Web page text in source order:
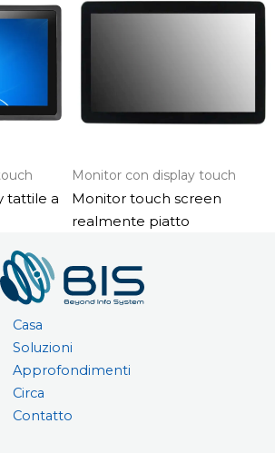
tattile a
Monitor con display touch
Monitor touch screen
realmente piatto
Casa
Soluzioni
Approfondimenti
Circa
Contatto